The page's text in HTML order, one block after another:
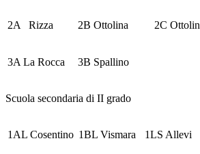
2A Rizza 2B Ottolina 2C
3A La Rocca 3B Spallino
Scuola secondaria di II grado
1AL Cosentino 1BL Vismara 1LS Allevi